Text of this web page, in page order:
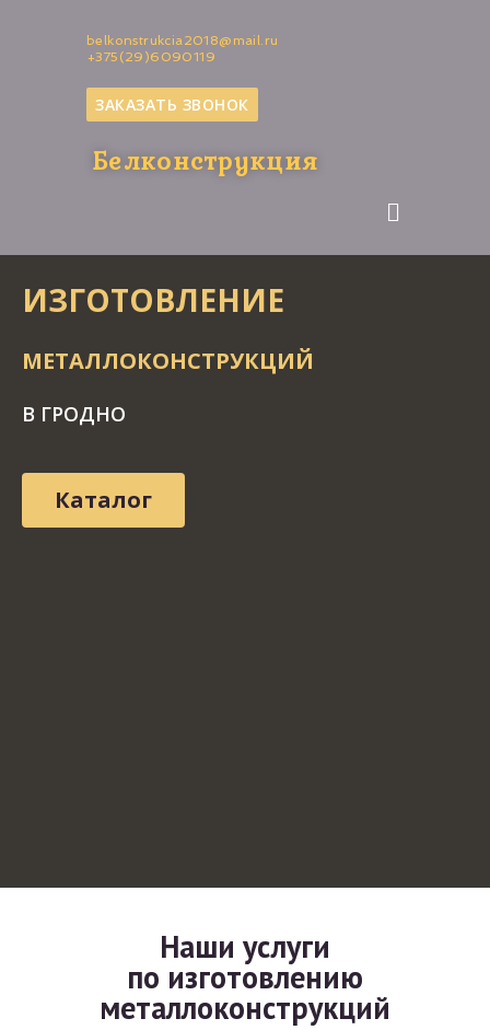
belkonstrukcia2018@mail.ru
+375(29)6090119
ЗАКАЗАТЬ ЗВОНОК
Белконструкция
ИЗГОТОВЛЕНИЕ
МЕТАЛЛОКОНСТРУКЦИЙ
В ГРОДНО
Каталог
Наши услуги
по изготовлению
металлоконструкций